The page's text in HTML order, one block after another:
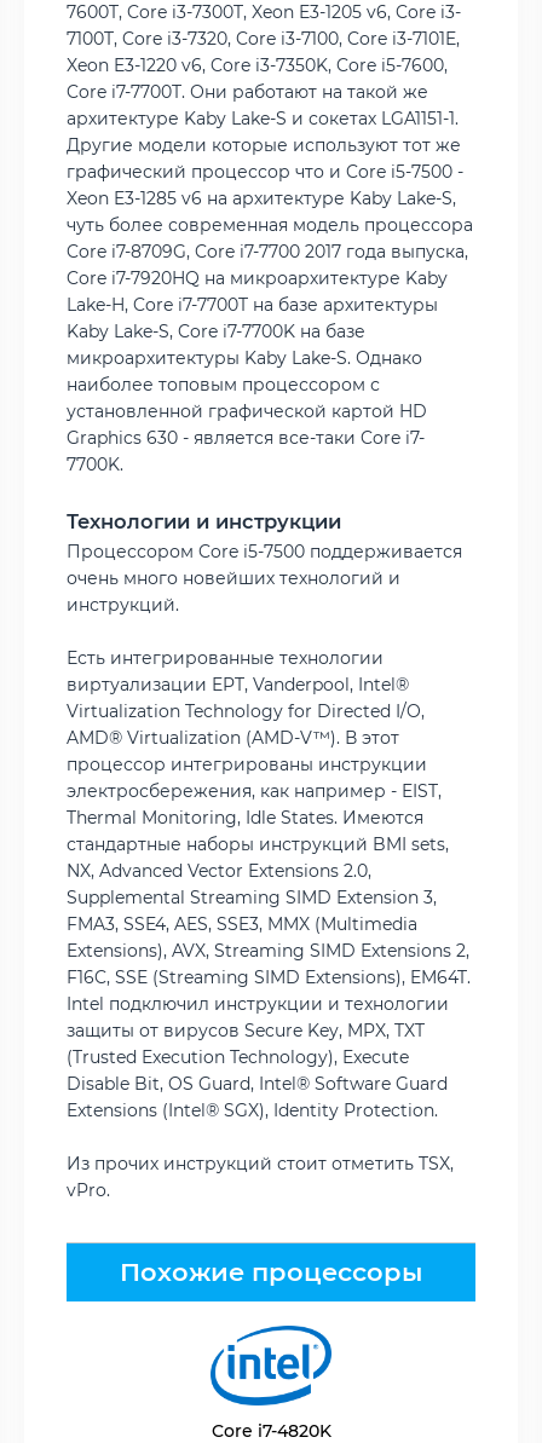
7600T, Core i3-7300T, Xeon E3-1205 v6, Core i3-
7100T, Core i3-7320, Core i3-7100, Core i3-7101E,
Xeon E3-1220 v6, Core i3-7350K, Core i5-7600,
Core i7-7700T. Они работают на такой же
архитектуре Kaby Lake-S и сокетах LGA1151-1.
Другие модели которые используют тот же
графический процессор что и Core i5-7500 -
Xeon E3-1285 v6 на архитектуре Kaby Lake-S,
чуть более современная модель процессора
Core i7-8709G, Core i7-7700 2017 года выпуска,
Core i7-7920HQ на микроархитектуре Kaby
Lake-H, Core i7-7700T на базе архитектуры
Kaby Lake-S, Core i7-7700K на базе
микроархитектуры Kaby Lake-S. Однако
наиболее топовым процессором с
установленной графической картой HD
Graphics 630 - является все-таки Core i7-
7700K.
Технологии и инструкции
Процессором Core i5-7500 поддерживается
очень много новейших технологий и
инструкций.
Есть интегрированные технологии
виртуализации EPT, Vanderpool, Intel®
Virtualization Technology for Directed I/O,
AMD® Virtualization (AMD-V™). В этот
процессор интегрированы инструкции
электросбережения, как например - EIST,
Thermal Monitoring, Idle States. Имеются
стандартные наборы инструкций BMI sets,
NX, Advanced Vector Extensions 2.0,
Supplemental Streaming SIMD Extension 3,
FMA3, SSE4, AES, SSE3, MMX (Multimedia
Extensions), AVX, Streaming SIMD Extensions 2,
F16C, SSE (Streaming SIMD Extensions), EM64T.
Intel подключил инструкции и технологии
защиты от вирусов Secure Key, MPX, TXT
(Trusted Execution Technology), Execute
Disable Bit, OS Guard, Intel® Software Guard
Extensions (Intel® SGX), Identity Protection.
Из прочих инструкций стоит отметить TSX,
vPro.
Похожие процессоры
Core i7-4820K